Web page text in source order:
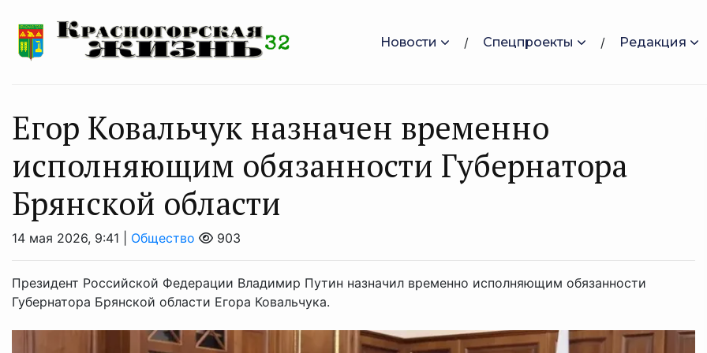
Новости Спецпроекты Редакция
Егор Ковальчук назначен временно
исполняющим обязанности Губернатора
Брянской области
14 мая 2026, 9:41 | Общество 903
Президент Российской Федерации Владимир Путин назначил временно исполняющим обязанности
Губернатора Брянской области Егора Ковальчука.